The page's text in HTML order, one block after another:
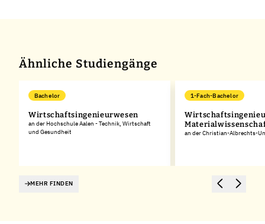
Ähnliche Studiengänge
Bachelor
Wirtschaftsingenieurwesen
an der Hochschule Aalen - Technik, Wirtschaft
und Gesundheit
1-Fach-Bachelor
an der Christian-Albrechts-
MEHR FINDEN